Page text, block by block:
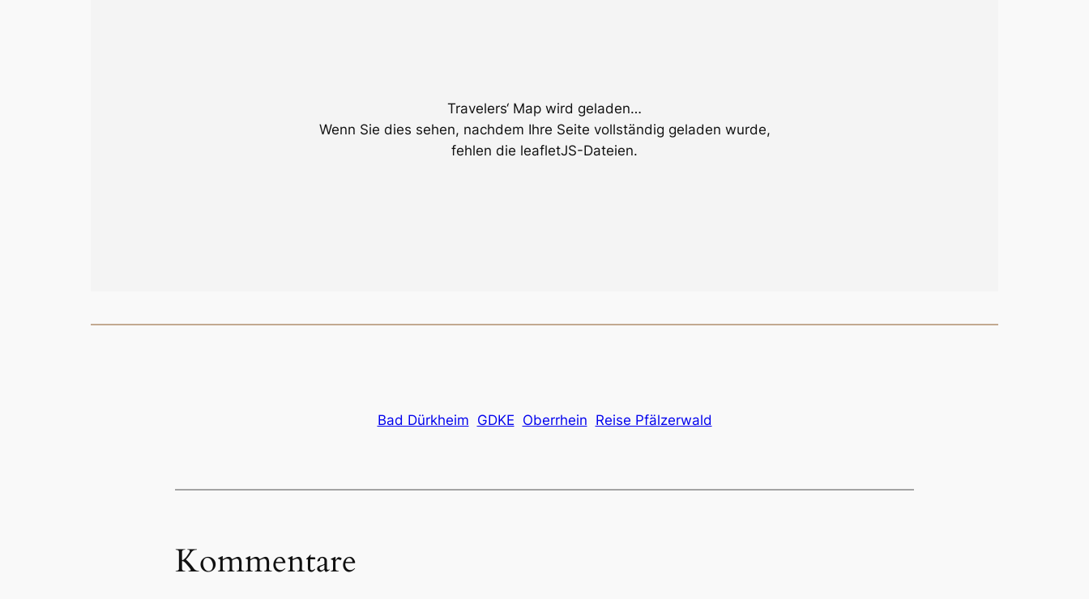
Travelers‘ Map wird geladen…
Wenn Sie dies sehen, nachdem Ihre Seite vollständig geladen wurde,
fehlen die leafletJS-Dateien.
Bad Dürkheim GDKE Oberrhein Reise Pfälzerwald
Kommentare